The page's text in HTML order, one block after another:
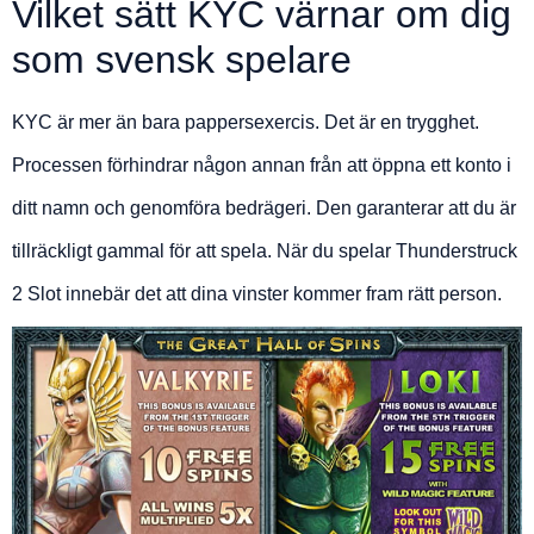
Vilket sätt KYC värnar om dig
som svensk spelare
KYC är mer än bara pappersexercis. Det är en trygghet.
Processen förhindrar någon annan från att öppna ett konto i
ditt namn och genomföra bedrägeri. Den garanterar att du är
tillräckligt gammal för att spela. När du spelar Thunderstruck
2 Slot innebär det att dina vinster kommer fram rätt person.